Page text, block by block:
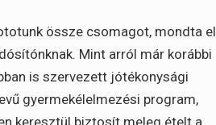
össze csomagot, mondta el
Mint arról már korábbi
is szervezett jótékonysági
gyermekélelmezési program,